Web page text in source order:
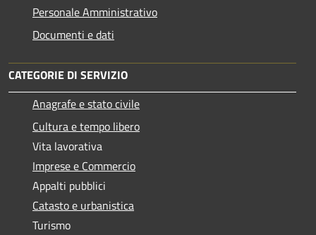
Personale Amministrativo
Documenti e dati
CATEGORIE DI SERVIZIO
Anagrafe e stato civile
Cultura e tempo libero
Vita lavorativa
Imprese e Commercio
Appalti pubblici
Catasto e urbanistica
Turismo